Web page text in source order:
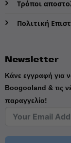
Τρόποι
Πολιτική
Newsletter
Κάνε εγγραφή για
Boogooland & τις
παραγγελία!